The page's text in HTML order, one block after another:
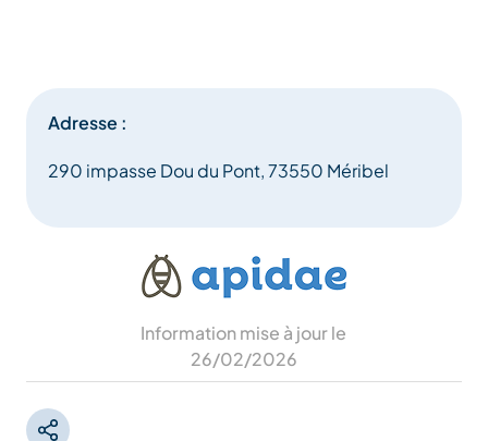
Adresse :
290 impasse Dou du Pont, 73550 Méribel
Information mise à jour le
26/02/2026